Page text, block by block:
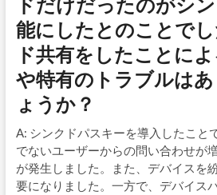
能にしたとのことで
ド共有をしたことに
や特有のトラブルは
ょうか？
A: シンクドパスキーを導入したこと
でないユーザーからの問い合わせが
が発生しました。また、デバイスを
要になりました。一方で、デバイス